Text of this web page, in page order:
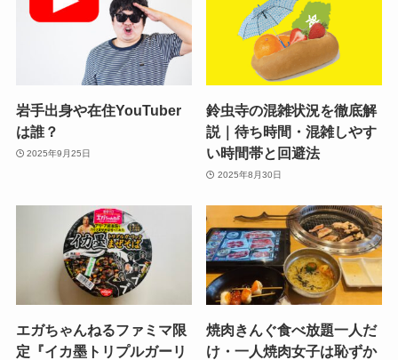
岩手出身や在住YouTuber
は誰？
2025年9月25日
鈴虫寺の混雑状況を徹底解
説｜待ち時間・混雑しやす
い時間帯と回避法
2025年8月30日
エガちゃんねるファミマ限
定『イカ墨トリプルガーリ
焼肉きんぐ食べ放題一人だ
け・一人焼肉女子は恥ずか